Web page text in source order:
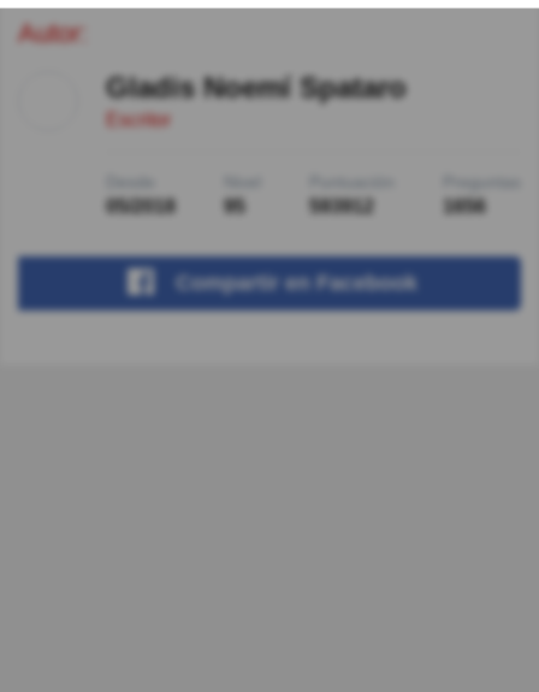
Autor:
Gladis Noemí Spataro
Escritor
05/2018 95 593912 1656
Compartir en Facebook